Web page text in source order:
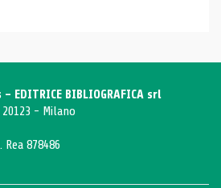
BIBLIOGRAFICA srl
- Milano
Rea 878486